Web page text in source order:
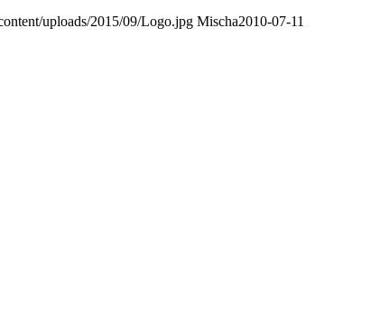
uploads/2015/09/Logo.jpg Mischa2010-07-11